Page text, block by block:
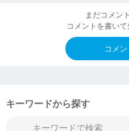
まだコメン
コメントを書い
コメ
キーワードから探す